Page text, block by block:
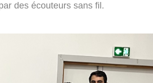
des écouteurs sans fil.